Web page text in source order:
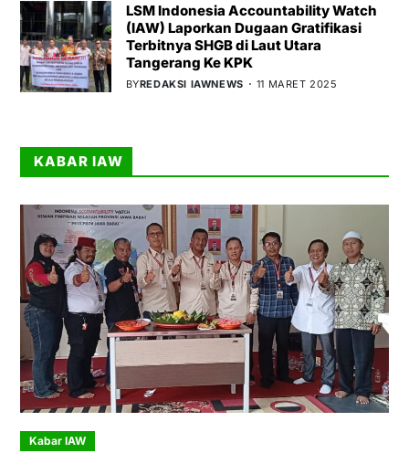
LSM Indonesia Accountability Watch
(IAW) Laporkan Dugaan Gratifikasi
Terbitnya SHGB di Laut Utara
Tangerang Ke KPK
BYREDAKSI IAWNEWS 11 MARET 2025
KABAR IAW
Kabar IAW